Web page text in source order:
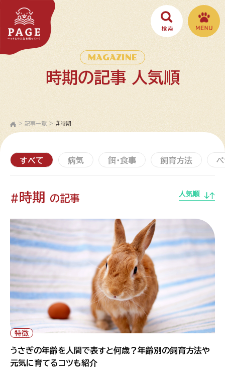
MAGAZINE
時期の記事 人気順
> 記事一覧 > #時期
すべて 病気 餌・食事 飼育方法
# 時期 の記事 人気順
特徴
うさぎの年齢を人間で表すと何歳？年齢別の飼育方法や
元気に育てるコツも紹介